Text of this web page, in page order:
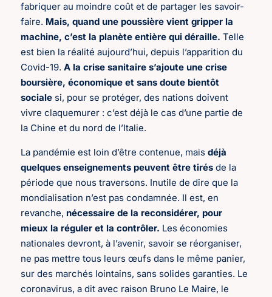
fabriquer au moindre coût et de partager les savoir-
faire. Mais, quand une poussière vient gripper la
machine, c’est la planète entière qui déraille. Telle
est bien la réalité aujourd’hui, depuis l’apparition du
Covid-19.A la crise sanitaire s’ajoute une crise
boursière, économique et sans doute bientôt
sociale si, pour se protéger, des nations doivent
vivre claquemurer : c’est déjà le cas d’une partie de
la Chine et du nord de l’Italie.
La pandémie est loin d’être contenue, maisdéjà
quelques enseignements peuvent être tirés de la
période que nous traversons. Inutile de dire que la
mondialisation n’est pas condamnée. Il est, en
revanche, nécessaire de la reconsidérer, pour
mieux la réguler et la contrôler. Les économies
nationales devront, à l’avenir, savoir se réorganiser,
ne pas mettre tous leurs œufs dans le même panier,
sur des marchés lointains, sans solides garanties. Le
coronavirus, a dit avec raison Bruno Le Maire, le